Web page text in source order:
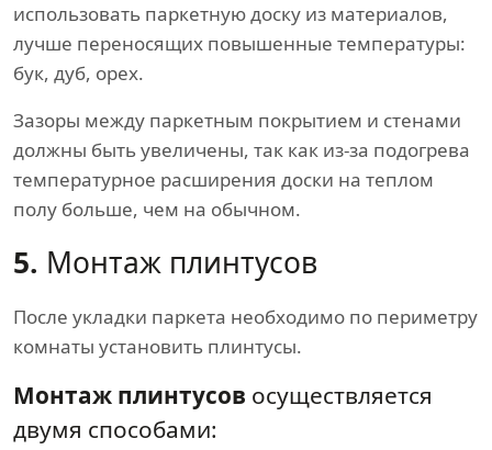
использовать паркетную доску из материалов,
лучше переносящих повышенные температуры:
бук, дуб, орех.
Зазоры между паркетным покрытием и стенами
должны быть увеличены, так как из-за подогрева
температурное расширения доски на теплом
полу больше, чем на обычном.
5. Монтаж плинтусов
После укладки паркета необходимо по периметру
комнаты установить плинтусы.
Монтаж плинтусов осуществляется
двумя способами: